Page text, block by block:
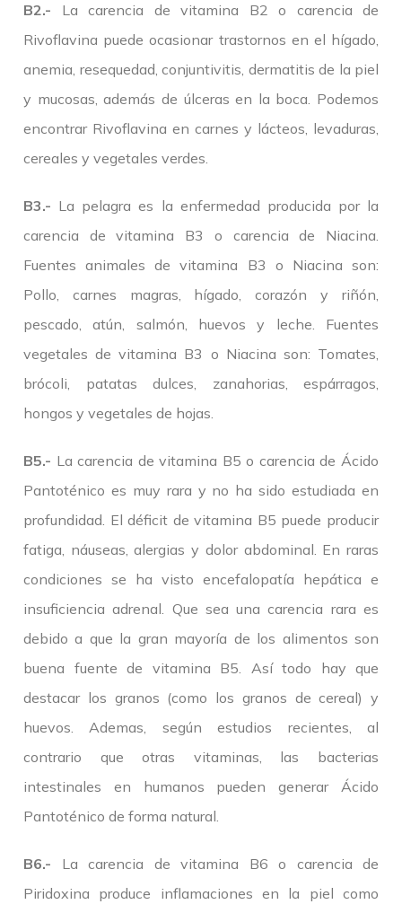
B2.- La carencia de vitamina B2 o carencia de
Rivoflavina puede ocasionar trastornos en el hígado,
anemia, resequedad, conjuntivitis, dermatitis de la piel
y mucosas, además de úlceras en la boca. Podemos
encontrar Rivoflavina en carnes y lácteos, levaduras,
cereales y vegetales verdes.
B3.- La pelagra es la enfermedad producida por la
carencia de vitamina B3 o carencia de Niacina.
Fuentes animales de vitamina B3 o Niacina son:
Pollo, carnes magras, hígado, corazón y riñón,
pescado, atún, salmón, huevos y leche. Fuentes
vegetales de vitamina B3 o Niacina son: Tomates,
brócoli, patatas dulces, zanahorias, espárragos,
hongos y vegetales de hojas.
B5.- La carencia de vitamina B5 o carencia de Ácido
Pantoténico es muy rara y no ha sido estudiada en
profundidad. El déficit de vitamina B5 puede producir
fatiga, náuseas, alergias y dolor abdominal. En raras
condiciones se ha visto encefalopatía hepática e
insuficiencia adrenal. Que sea una carencia rara es
debido a que la gran mayoría de los alimentos son
buena fuente de vitamina B5. Así todo hay que
destacar los granos (como los granos de cereal) y
huevos. Ademas, según estudios recientes, al
contrario que otras vitaminas, las bacterias
intestinales en humanos pueden generar Ácido
Pantoténico de forma natural.
B6.- La carencia de vitamina B6 o carencia de
Piridoxina produce inflamaciones en la piel como